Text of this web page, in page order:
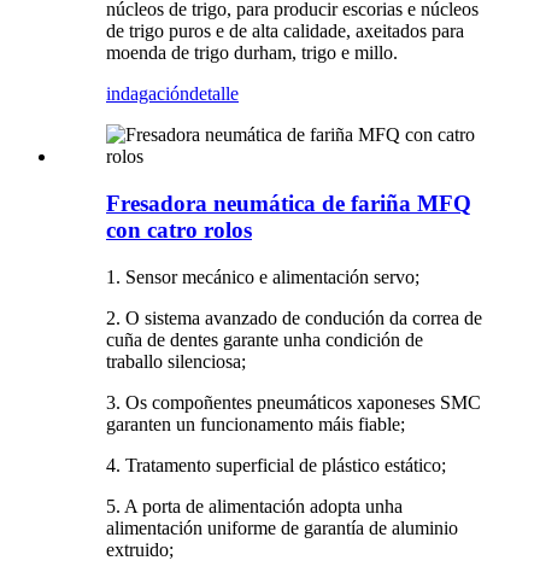
núcleos de trigo, para producir escorias e núcleos
de trigo puros e de alta calidade, axeitados para
moenda de trigo durham, trigo e millo.
indagacióndetalle
Fresadora neumática de fariña MFQ
con catro rolos
1. Sensor mecánico e alimentación servo;
2. O sistema avanzado de condución da correa de
cuña de dentes garante unha condición de
traballo silenciosa;
3. Os compoñentes pneumáticos xaponeses SMC
garanten un funcionamento máis fiable;
4. Tratamento superficial de plástico estático;
5. A porta de alimentación adopta unha
alimentación uniforme de garantía de aluminio
extruido;